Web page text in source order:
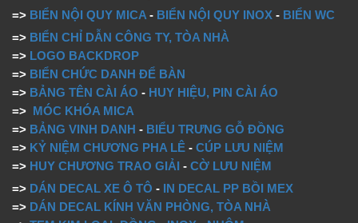
=> BIỂN NỘI QUY MICA - BIỂN NỘI QUY INOX - BIỂN WC
=> BIỂN CHỈ DẪN CÔNG TY, TÒA NHÀ
=> LOGO BACKDROP
=> BIỂN CHỨC DANH ĐỂ BÀN
=> BẢNG TÊN CÀI ÁO - HUY HIỆU, PIN CÀI ÁO
=> MÓC KHÓA MICA
=> BẢNG VINH DANH - BIỂU TRƯNG GỖ ĐỒNG
=> KỶ NIỆM CHƯƠNG PHA LÊ - CÚP LƯU NIỆM
=> HUY CHƯƠNG TRAO GIẢI - CỜ LƯU NIỆM
=> DÁN DECAL XE Ô TÔ - IN DECAL PP BỒI MEX
=> DÁN DECAL KÍNH VĂN PHÒNG, TÒA NHÀ